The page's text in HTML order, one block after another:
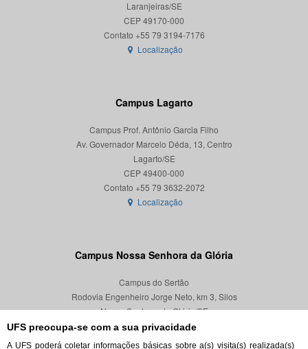
UFS preocupa-se com a sua privacidade
A UFS poderá coletar informações básicas sobre a(s) visita(s) realizada(s)
Laranjeiras/SE
CEP 49170-000
Localização
Campus Lagarto
Campus Prof. Antônio Garcia Filho
Av. Governador Marcelo Déda, 13, Centro
Lagarto/SE
CEP 49400-000
Localização
Campus Nossa Senhora da Glória
Campus do Sertão
Rodovia Engenheiro Jorge Neto, km 3, Silos
Nossa Senhora da Glória/SE
CEP 49680-000